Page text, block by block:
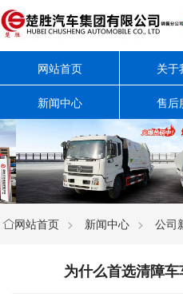
网站首页 关于
新闻中心 售后
网站首页 > 新闻中心 > 公司
为什么首选清障